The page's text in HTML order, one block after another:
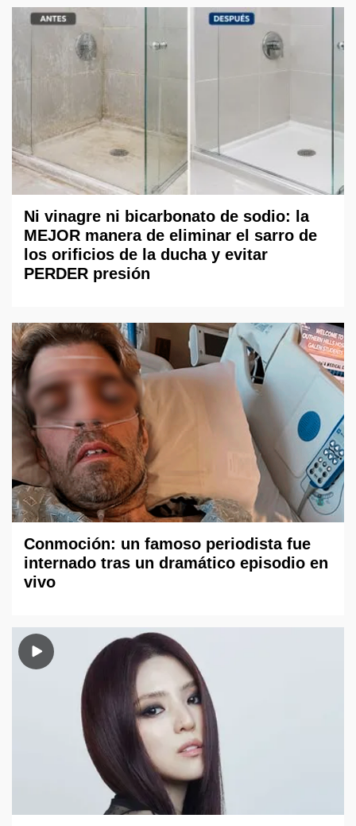
Ni vinagre ni bicarbonato de sodio: la
MEJOR manera de eliminar el sarro de
los orificios de la ducha y evitar
PERDER presión
Conmoción: un famoso periodista fue
internado tras un dramático episodio en
vivo